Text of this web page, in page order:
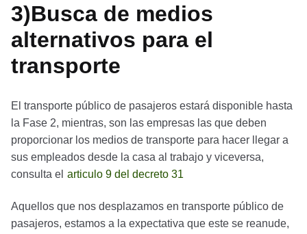
3)Busca de medios
alternativos para el
transporte
El transporte público de pasajeros estará disponible hasta
la Fase 2, mientras, son las empresas las que deben
proporcionar los medios de transporte para hacer llegar a
sus empleados desde la casa al trabajo y viceversa,
consulta el articulo 9 del decreto 31
Aquellos que nos desplazamos en transporte público de
pasajeros, estamos a la expectativa que este se reanude,